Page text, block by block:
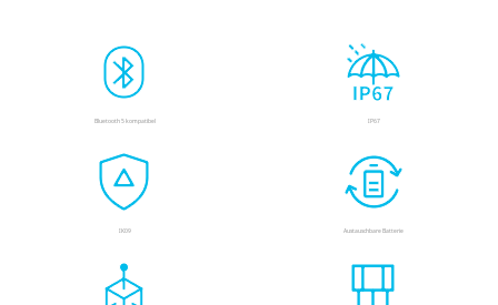
Bluetooth 5 kompatibel IP67
IK09 Austauschbare Batterie